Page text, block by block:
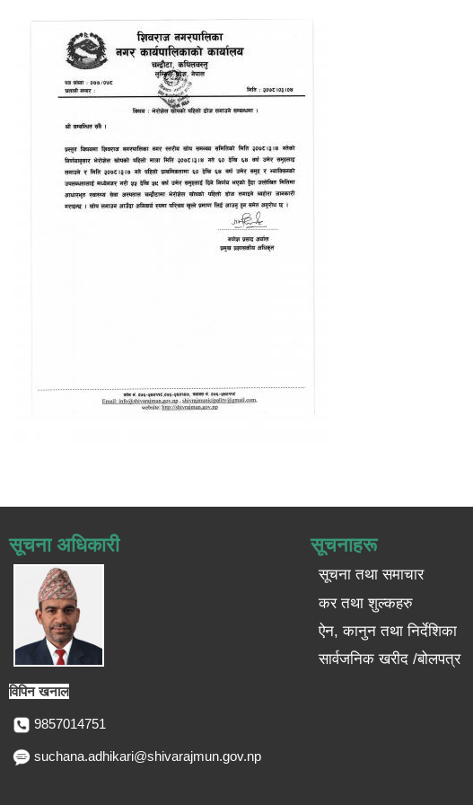
सूचना अधिकारी
विपिन खनाल
9857014751
suchana.adhikari@shivarajmun.gov.np
सूचनाहरू
सूचना तथा समाचार
कर तथा शुल्कहरु
ऐन, कानुन तथा निर्देशिका
सार्वजनिक खरीद /बोलपत्र